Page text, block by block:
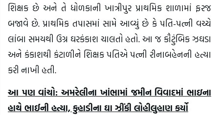
શિક્ષક છે અને તે ધોળકાની ખાત્રીપુર પ્રાથમિક શાળામાં ફરજ
બજાવે છે. પ્રાથમિક તપાસમાં સામે આવ્યું છે કે પતિ-પત્ની વચ્ચે
લાંબા સમયથી ઉગ્ર ઘરકંકાશ ચાલતો હતો. આ જ કૌટુંબિક ઝઘડા
અને કંકાશથી કંટાળીને શિક્ષક પતિએ પત્ની રીનાબહેનની હત્યા
કરી નાખી હતી.
આ પણ વાંચો: અમરેલીના ખાંભામાં જમીન વિવાદમાં ભાઇના
હાથે ભાઈની હત્યા, કુહાડીના ઘા ઝીંકી લોહીલુહાણ કર્યો